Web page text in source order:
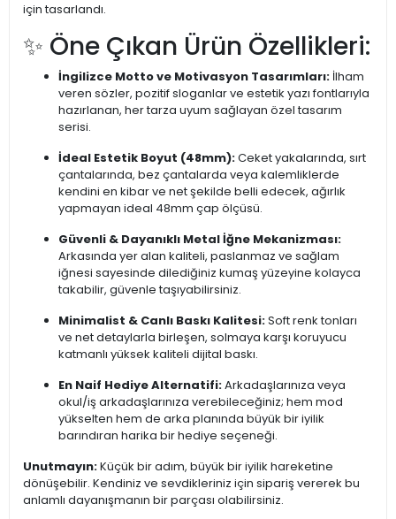
için tasarlandı.
✨ Öne Çıkan Ürün Özellikleri:
İngilizce Motto ve Motivasyon Tasarımları: İlham
veren sözler, pozitif sloganlar ve estetik yazı fontlarıyla
hazırlanan, her tarza uyum sağlayan özel tasarım
serisi.
İdeal Estetik Boyut (48mm):Ceket yakalarında, sırt
çantalarında, bez çantalarda veya kalemliklerde
kendini en kibar ve net şekilde belli edecek, ağırlık
yapmayan ideal 48mm çap ölçüsü.
Güvenli & Dayanıklı Metal İğne Mekanizması:
Arkasında yer alan kaliteli, paslanmaz ve sağlam
iğnesi sayesinde dilediğiniz kumaş yüzeyine kolayca
takabilir, güvenle taşıyabilirsiniz.
Minimalist & Canlı Baskı Kalitesi:Soft renk tonları
ve net detaylarla birleşen, solmaya karşı koruyucu
katmanlı yüksek kaliteli dijital baskı.
En Naif Hediye Alternatifi:Arkadaşlarınıza veya
okul/iş arkadaşlarınıza verebileceğiniz; hem mod
yükselten hem de arka planında büyük bir iyilik
barındıran harika bir hediye seçeneği.
Unutmayın:Küçük bir adım, büyük bir iyilik hareketine
dönüşebilir. Kendiniz ve sevdikleriniz için sipariş vererek bu
anlamlı dayanışmanın bir parçası olabilirsiniz.